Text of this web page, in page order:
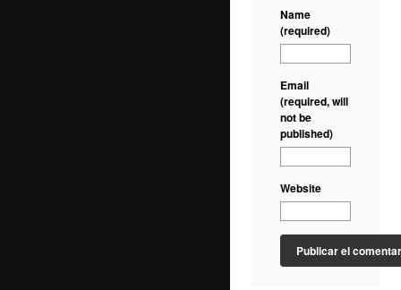
Name
(required)
Email
(required, will
not be
published)
Website